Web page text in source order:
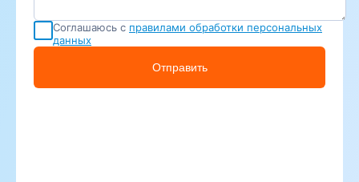
Соглашаюсь с правилами обработки персональных
данных
Отправить